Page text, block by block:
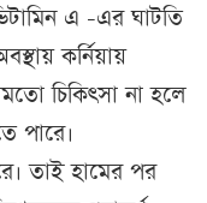
এ -এর ঘাটতি
কর্নিয়ায়
চিকিৎসা না হলে
পারে।
তাই হামের পর